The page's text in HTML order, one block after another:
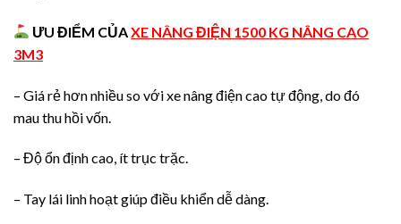
ƯU ĐIỂM CỦAXE NÂNG ĐIỆN 1500 KG NÂNG CAO
3M3
– Giá rẻ hơn nhiều so với xe nâng điện cao tự động, do đó
mau thu hồi vốn.
– Độ ổn định cao, ít trục trặc.
– Tay lái linh hoạt giúp điều khiển dễ dàng.